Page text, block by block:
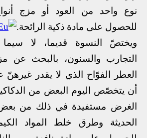
نوع واحد من العود أو مزج
للحصول على مادة ذكية الرائحة.
ويختصّ النسوة قديما، لا
التجارب والسنون، بالبحث عن
العطر الفوّاح الذي لا يقدر
أن يتخصّص اليوم البعض من
الغرض مستفيدة في ذلك من بعض
الحديثة وطرق خلط المواد